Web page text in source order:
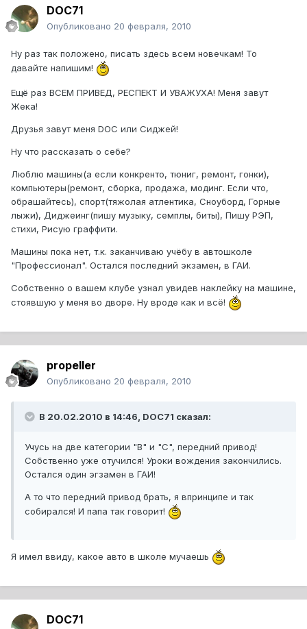
DOC71
Опубликовано 20 февраля, 2010
Ну раз так положено, писать здесь всем новечкам! То
давайте напишим!
Ещё раз ВСЕМ ПРИВЕД, РЕСПЕКТ И УВАЖУХА! Меня завут
Жека!
Друзья завут меня DOC или Сиджей!
Ну что рассказать о себе?
Люблю машины(а если конкренто, тюниг, ремонт, гонки),
компьютеры(ремонт, сборка, продажа, модинг. Если что,
обрашайтесь), спорт(тяжолая атлентика, Сноуборд, Горные
лыжи), Диджеинг(пишу музыку, семплы, биты), Пишу РЭП,
стихи, Рисую граффити.
Машины пока нет, т.к. заканчиваю учёбу в автошколе
"Профессионал". Остался последний экзамен, в ГАИ.
Собственно о вашем клубе узнал увидев наклейку на машине,
стоявшую у меня во дворе. Ну вроде как и всё!
propeller
Опубликовано 20 февраля, 2010
В 20.02.2010 в 14:46, DOC71 сказал:
Учусь на две категории "В" и "С", передний привод!
Собственно уже отучился! Уроки вождения закончились.
Остался один эгзамен в ГАИ!
А то что передний привод брать, я впринципе и так
собирался! И папа так говорит!
Я имел ввиду, какое авто в школе мучаешь
DOC71